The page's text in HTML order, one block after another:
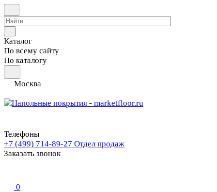
Каталог
По всему сайту
По каталогу
Москва
Телефоны
+7 (499) 714-89-27 Отдел продаж
Заказать звонок
0